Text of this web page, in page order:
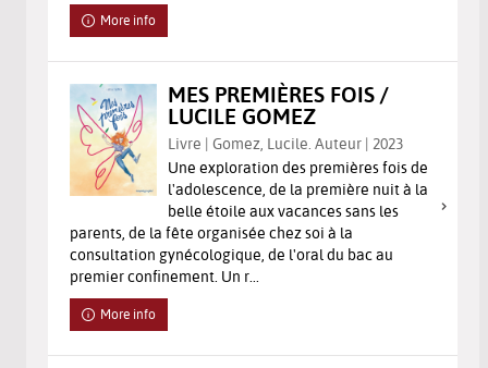
More info
MES PREMIÈRES FOIS /
LUCILE GOMEZ
Livre | Gomez, Lucile. Auteur | 2023
Une exploration des premières fois de
l'adolescence, de la première nuit à la
belle étoile aux vacances sans les
parents, de la fête organisée chez soi à la
consultation gynécologique, de l'oral du bac au
premier confinement. Un r...
More info